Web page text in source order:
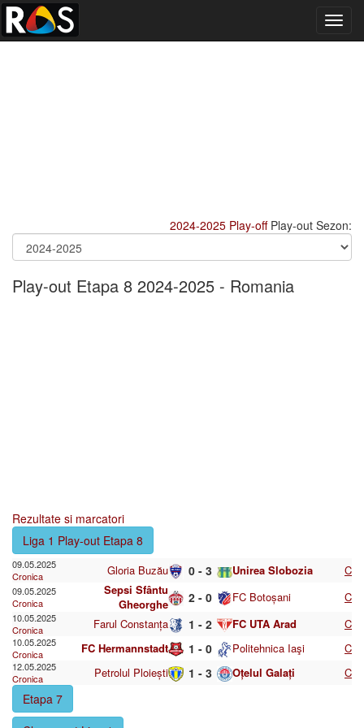
2024-2025 Play-offPlay-out Sezon:
Play-out Etapa 8 2024-2025 - Romania
Rezultate si marcatori
Liga 1 Play-out Etapa 8
09.05.2025
Cronica
Gloria Buzău 0 - 3 Unirea Slobozia C
09.05.2025
Cronica
Sepsi Sfântu
Gheorghe
2 - 0 FC Botoșani C
10.05.2025
Cronica
Farul Constanța 1 - 2 FC UTA Arad C
10.05.2025
Cronica
FC Hermannstadt 1 - 0 Politehnica Iaşi C
12.05.2025
Cronica
Petrolul Ploiești 1 - 3 Oțelul Galați C
Etapa 7